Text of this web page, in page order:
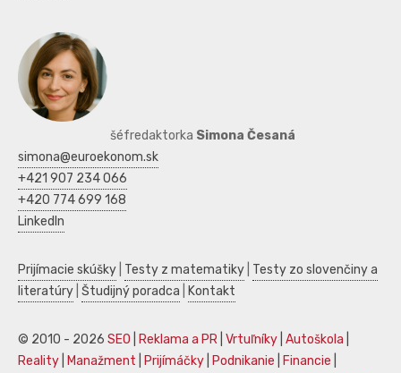
šéfredaktorka Simona Česaná
simona@euroekonom.sk
+421 907 234 066
+420 774 699 168
LinkedIn
Prijímacie skúšky Testy z matematiky Testy zo slovenčiny a
literatúry Študijný poradca Kontakt
© 2010 - 2026 SEO Reklama a PR Vrtuľníky Autoškola
Reality
Manažment Prijímáčky Podnikanie Financie